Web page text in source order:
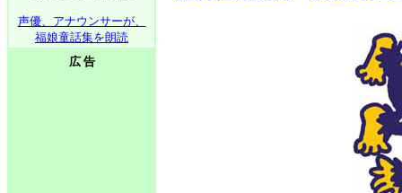
声優、アナウンサーが、
福娘童話集を朗読
広 告